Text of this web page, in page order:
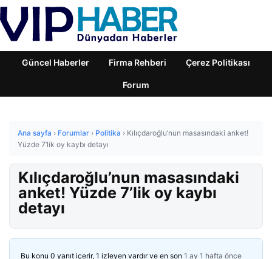
Güncel Haberler Firma Rehberi Çerez Politikası
Forum
Ana sayfa › Forumlar › Politika › Kılıçdaroğlu’nun masasındaki anket!
Yüzde 7’lik oy kaybı detayı
Kılıçdaroğlu’nun masasındaki
anket! Yüzde 7’lik oy kaybı
detayı
Bu konu 0 yanıt içerir, 1 izleyen vardır ve en son 1 ay 1 hafta önce